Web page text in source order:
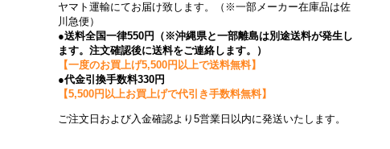
ヤマト運輸にてお届け致します。（※一部メーカー在庫品は佐
川急便）
●送料全国一律550円（※沖縄県と一部離島は別途送料が発生し
ます。注文確認後に送料をご連絡します。）
【一度のお買上げ5,500円以上で送料無料】
●代金引換手数料330円
【5,500円以上お買上げで代引き手数料無料】
ご注文日および入金確認より5営業日以内に発送いたします。